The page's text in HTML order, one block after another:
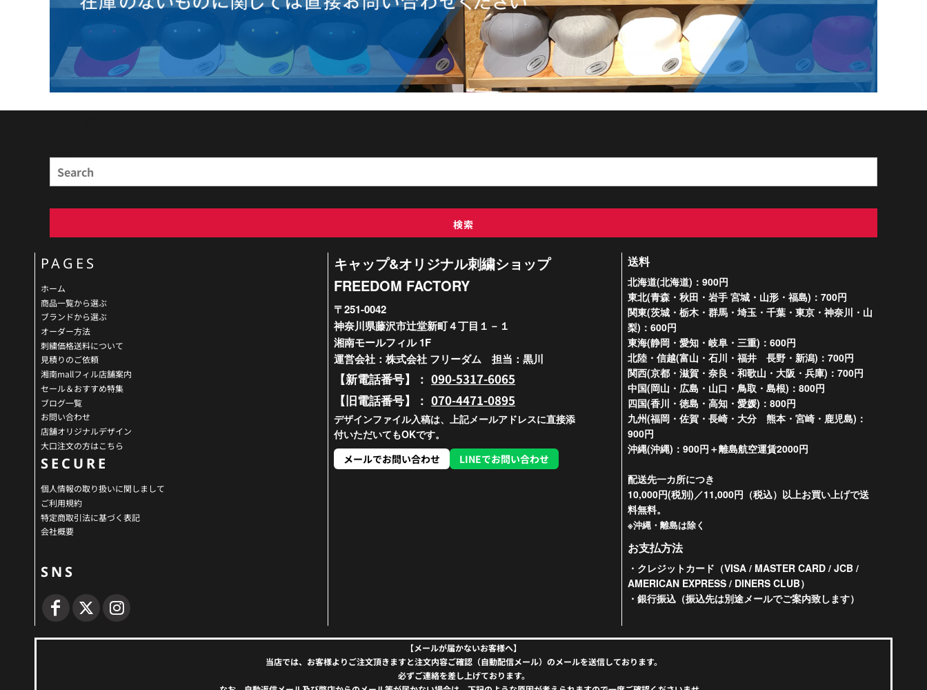
検索
PAGES
ホーム
商品一覧から選ぶ
ブランドから選ぶ
オーダー方法
刺繍価格送料について
見積りのご依頼
湘南mallフィル店舗案内
セール＆おすすめ特集
ブログ一覧
お問い合わせ
店舗オリジナルデザイン
大口注文の方はこちら
SECURE
個人情報の取り扱いに関しまして
ご利用規約
特定商取引法に基づく表記
会社概要
SNS
キャップ&オリジナル刺繍ショップ
FREEDOM FACTORY
〒251-0042
神奈川県藤沢市辻堂新町４丁目１－１
湘南モールフィル 1F
運営会社：株式会社 フリーダム 担当：黒川
【新電話番号】：090-5317-6065
【旧電話番号】：070-4471-0895
デザインファイル入稿は、上記メールアドレスに直接添
付いただいてもOKです。
メールでお問い合わせ
LINEでお問い合わせ
送料
北海道(北海道)：900円
東北(青森・秋田・岩手 宮城・山形・福島)：700円
関東(茨城・栃木・群馬・埼玉・千葉・東京・神奈川・山
梨)：600円
東海(静岡・愛知・岐阜・三重)：600円
北陸・信越(富山・石川・福井 長野・新潟)：700円
関西(京都・滋賀・奈良・和歌山・大阪・兵庫)：700円
中国(岡山・広島・山口・鳥取・島根)：800円
四国(香川・徳島・高知・愛媛)：800円
九州(福岡・佐賀・長崎・大分 熊本・宮崎・鹿児島)：
900円
沖縄(沖縄)：900円＋離島航空運賃2000円
配送先一カ所につき
10,000円(税別)／11,000円（税込）以上お買い上げで送
料無料。
※沖縄・離島は除く
お支払方法
・クレジットカード（VISA / MASTER CARD / JCB /
AMERICAN EXPRESS / DINERS CLUB）
・銀行振込（振込先は別途メールでご案内致します）
【メールが届かないお客様へ】
当店では、お客様よりご注文頂きますと注文内容ご確認（自動配信メール）のメールを送信しております。
必ずご連絡を差し上げております。